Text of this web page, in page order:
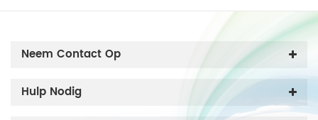
Neem Contact Op
Hulp Nodig